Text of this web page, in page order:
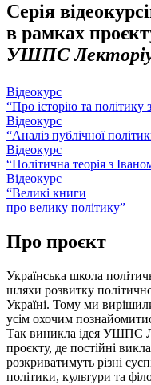
Серія
в рамках
УШПС
Відеокурс
“Про історію та
Відеокурс
“Аналіз публічної
Відеокурс
“Політична теорія з
Відеокурс
“Великі книги
про велику політику”
Про проєкт
Українська школа
шляхи розвитку
Україні. Тому ми
усім охочим
Так виникла ідея УШПС
проєкту, де постійні
розкриватимуть різні
політики, культури та